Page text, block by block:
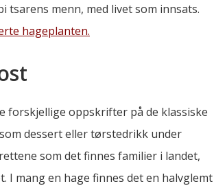
menn, med livet som innsats.
hageplanten.
forskjellige oppskrifter på de klassiske
som dessert eller tørstedrikk under
som det finnes familier i landet,
mang en hage finnes det en halvglemt